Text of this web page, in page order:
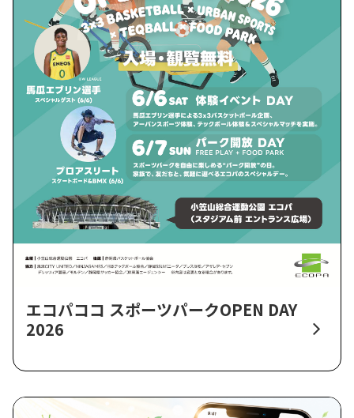
エコパココ スポーツパークOPEN DAY
2026